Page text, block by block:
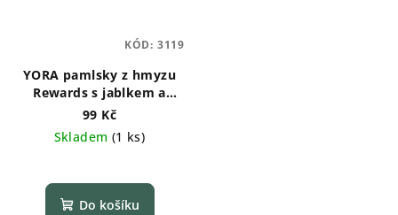
YORA pamlsky z hmyzu
Rewards s jablkem a
mrkví 100g
99 Kč
Skladem (1 ks)
Do košíku
KÓD: 3119